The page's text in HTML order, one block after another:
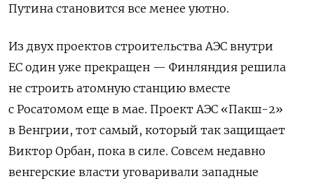
Путина становится все менее уютно.
Из двух проектов строительства АЭС внутри
ЕС один уже прекращен — Финляндия решила
не строить атомную станцию вместе
с Росатомом еще в мае. Проект АЭС «Пакш-2»
в Венгрии, тот самый, который так защищает
Виктор Орбан, пока в силе. Совсем недавно
венгерские власти уговаривали западные